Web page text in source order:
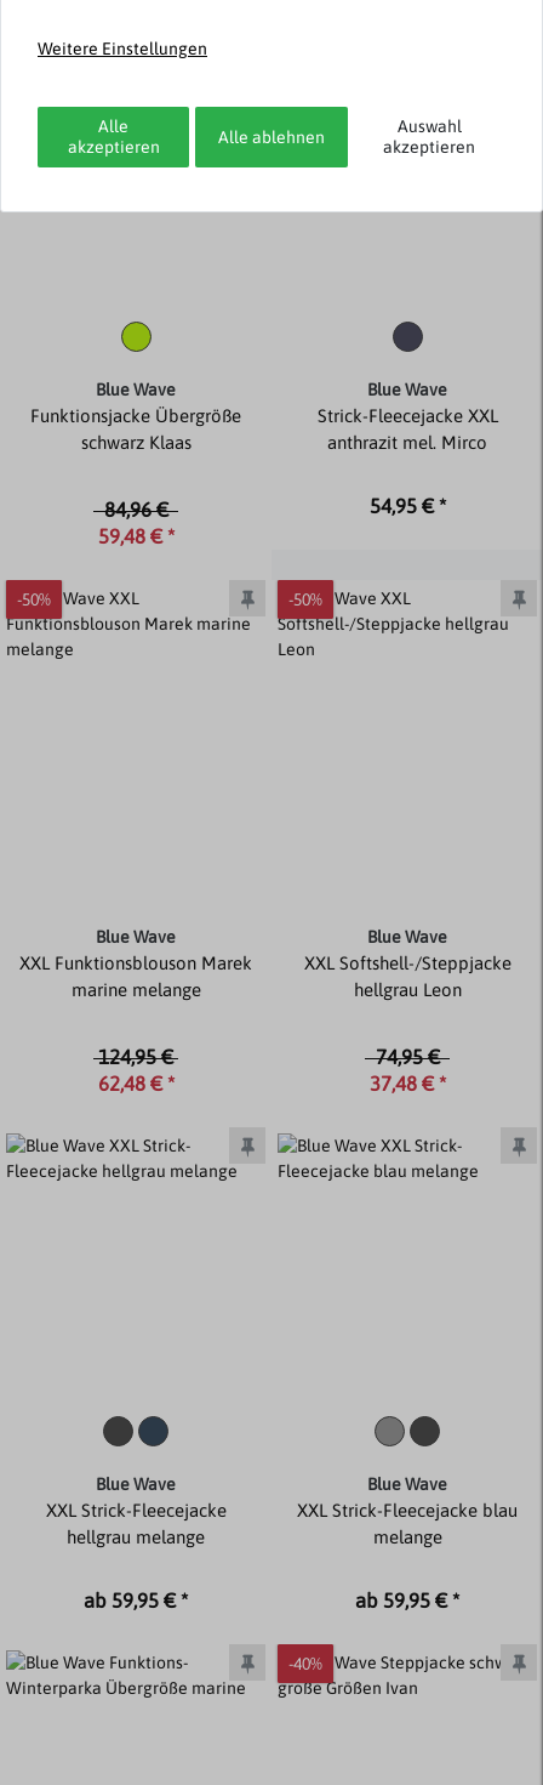
-30%
Blue Wave
Funktionsjacke Übergröße
schwarz Klaas
84,96 €
59,48 € *
Blue Wave
Strick-Fleecejacke XXL
anthrazit mel. Mirco
54,95 € *
-50%
Blue Wave
XXL Funktionsblouson Marek
marine melange
124,95 €
62,48 € *
-50%
Blue Wave
XXL Softshell-/Steppjacke
hellgrau Leon
74,95 €
37,48 € *
Blue Wave
XXL Strick-Fleecejacke
hellgrau melange
ab 59,95 € *
Blue Wave
XXL Strick-Fleecejacke blau
melange
ab 59,95 € *
-40%
Weitere Einstellungen
Alle
akzeptieren
Alle ablehnen
Auswahl
akzeptieren